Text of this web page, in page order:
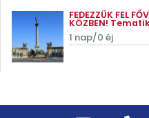
FEDEZZÜK FEL
KÖZBEN!
1 nap/0 éj